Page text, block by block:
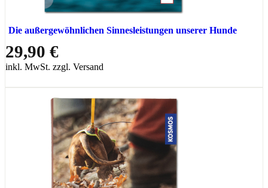
Die außergewöhnlichen Sinnesleistungen unserer Hunde
29,90 €
inkl. MwSt. zzgl. Versand